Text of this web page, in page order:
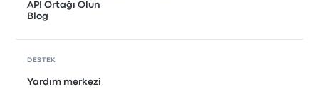
API Ortağı Olun
Blog
DESTEK
Yardım merkezi